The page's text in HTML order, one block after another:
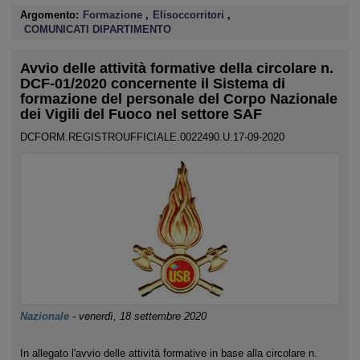
Argomento: Formazione , Elisoccorritori ,
COMUNICATI DIPARTIMENTO
Avvio delle attività formative della circolare n.
DCF-01/2020 concernente il Sistema di
formazione del personale del Corpo Nazionale
dei Vigili del Fuoco nel settore SAF
DCFORM.REGISTROUFFICIALE.0022490.U.17-09-2020
Nazionale - venerdì, 18 settembre 2020
In allegato l'avvio delle attività formative in base alla circolare n.